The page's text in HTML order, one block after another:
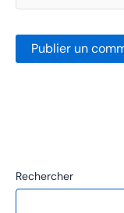
Rechercher